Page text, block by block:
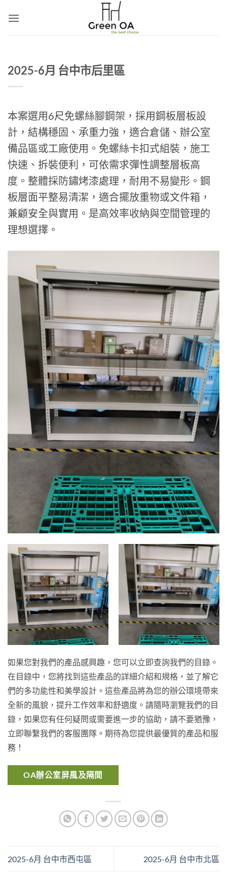
2025-6月 台中市后里區
本案選用6尺免螺絲腳鋼架，採用鋼板層板設
計，結構穩固、承重力強，適合倉儲、辦公室
備品區或工廠使用。免螺絲卡扣式組裝，施工
快速、拆裝便利，可依需求彈性調整層板高
度。整體採防鏽烤漆處理，耐用不易變形。鋼
板層面平整易清潔，適合擺放重物或文件箱，
兼顧安全與實用。是高效率收納與空間管理的
理想選擇。
如果您對我們的產品感興趣，您可以立即查詢我們的目錄。
在目錄中，您將找到這些產品的詳細介紹和規格，並了解它
們的多功能性和美學設計。這些產品將為您的辦公環境帶來
全新的風貌，提升工作效率和舒適度。請隨時瀏覽我們的目
錄，如果您有任何疑問或需要進一步的協助，請不要猶豫，
立即聯繫我們的客服團隊。期待為您提供最優質的產品和服
務！
OA辦公室屏風及隔間
2025-6月 台中市西屯區 2025-6月 台中市北區